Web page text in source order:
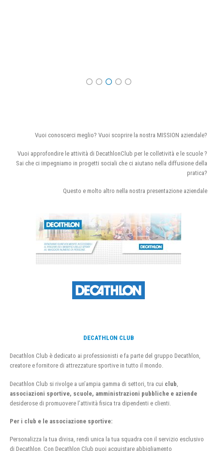
Vuoi conoscerci meglio? Vuoi scoprire la nostra MISSION aziendale?
Vuoi approfondire le attività di DecathlonClub per le colletività e le scuole ?
Sai che ci impegniamo in progetti sociali che ci aiutano nella diffusione della
pratica?
Questo e molto altro nella nostra presentazione aziendale
DECATHLON CLUB
Decathlon Club è dedicato ai professionisti e fa parte del gruppo Decathlon,
creatore e fornitore di attrezzature sportive in tutto il mondo.
Decathlon Club si rivolge a un’ampia gamma di settori, tra cui club
associazioni sportive, scuole, amministrazioni pubbliche e aziende
desiderose di promuovere l’attività fisica tra dipendenti e clienti.
Per i club e le associazione sportive:
Personalizza la tua divisa, rendi unica la tua squadra con il servizio esclusivo
di Decathlon. Con Decathlon Club puoi acquistare abbigliamento